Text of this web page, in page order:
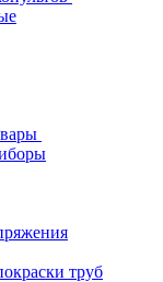
труб